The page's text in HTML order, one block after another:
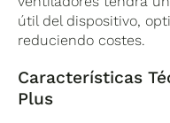
útil del dispositivo,
reduciendo costes.
Características
Plus